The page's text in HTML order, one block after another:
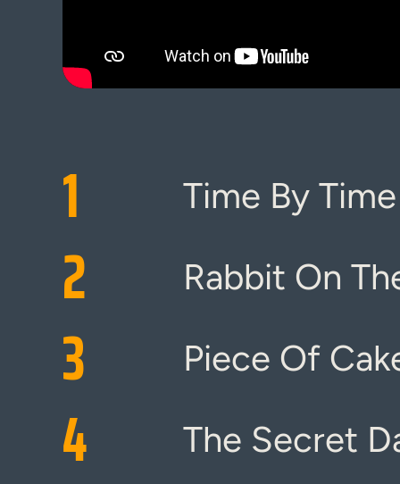
1 Time By Time
2 Rabbit On
3 Piece Of
4 The Secret